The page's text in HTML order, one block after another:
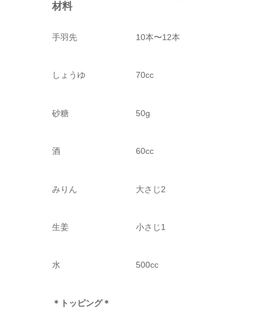
材料
手羽先 10本〜12本
しょうゆ 70cc
砂糖 50g
酒 60cc
みりん 大さじ2
生姜 小さじ1
水 500cc
＊トッピング＊